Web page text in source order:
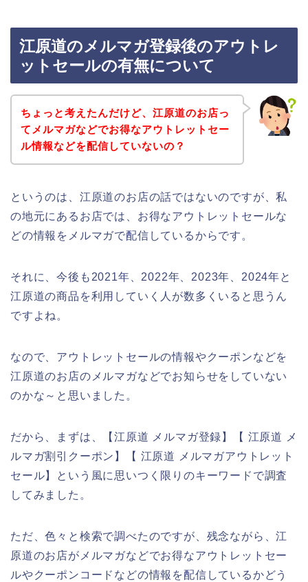
江原道のメルマガ登録後のアウトレ
ットセールの有無について
ちょっと考えたんだけど、江原道のお店っ
てメルマガなどでお得なアウトレットセー
ル情報などを配信していないの？
というのは、江原道のお店の話ではないのですが、私
の地元にあるお店では、お得なアウトレットセールな
どの情報をメルマガで配信しているからです。
それに、今後も2021年、2022年、2023年、2024年と
江原道の商品を利用していく人が数多くいると思うん
ですよね。
なので、アウトレットセールの情報やクーポンなどを
江原道のお店のメルマガなどでお知らせをしていない
のかな～と思いました。
だから、まずは、【江原道 メルマガ登録】【 江原道 メ
ルマガ割引クーポン】【 江原道 メルマガアウトレット
セール】という風に思いつく限りのキーワードで調査
してみました。
ただ、色々と検索で調べたのですが、残念ながら、江
原道のお店がメルマガなどでお得なアウトレットセー
ルやクーポンコードなどの情報を配信しているかどう